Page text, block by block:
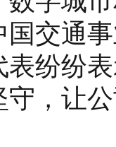
国交通
表纷纷
守，让